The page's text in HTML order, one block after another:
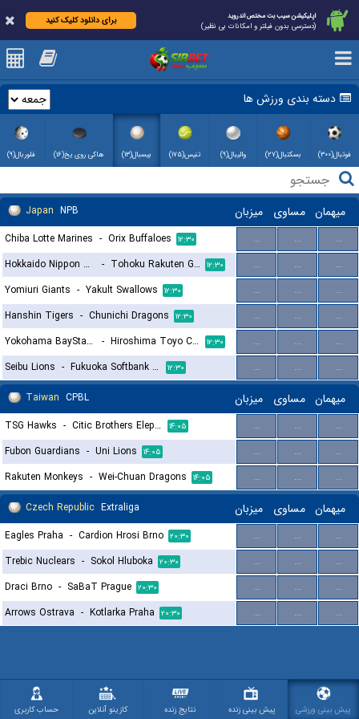
اپلیکیشن سیب بت مختص اندروید
(دسترسی بدون فیلتر و امکانات بی نظیر)
برای دانلود کلیک کنید
دسته بندی ورزش ها
فوتبال(۳۰۰) بسکتبال(۲۷) والیبال(۹) تنیس(۱۷۵) بیسبال(۱۳) هاکی روی یخ(۱۶) فلوربال(۹)
Japan NPB میزبان مساوی میهمان
Chiba Lotte Marines - Orix Buffaloes ۱۲:۳۰ ... ...
...
Hokkaido Nippon Ham Fighters
- Tohoku Rakuten Golden Eagles ۱۲:۳۰ ... ...
...
Yomiuri Giants - Yakult Swallows ۱۲:۳۰ ... ...
...
Hanshin Tigers - Chunichi Dragons ۱۲:۳۰ ... ...
...
Yokohama BayStars
- Hiroshima Toyo Carp ۱۲:۳۰ ... ...
...
Seibu Lions - Fukuoka Softbank Hawks ۱۲:۳۰ ... ...
...
Taiwan CPBL میزبان مساوی میهمان
TSG Hawks - Citic Brothers Elephants ۱۴:۰۵ ... ...
...
Fubon Guardians - Uni Lions ۱۴:۰۵ ... ...
...
Rakuten Monkeys - Wei-Chuan Dragons ۱۴:۰۵ ... ...
...
Czech Republic Extraliga میزبان مساوی میهمان
Eagles Praha - Cardion Hrosi Brno ۲۰:۳۰ ... ...
...
Trebic Nuclears - Sokol Hluboka ۲۰:۳۰ ... ...
...
Draci Brno - SaBaT Prague ۲۰:۳۰ ... ...
...
Arrows Ostrava - Kotlarka Praha ۲۰:۳۰ ... ... ...
پیش بینی ورزشی پیش بینی زنده نتایج زنده کازینو آنلاین حساب کاربری